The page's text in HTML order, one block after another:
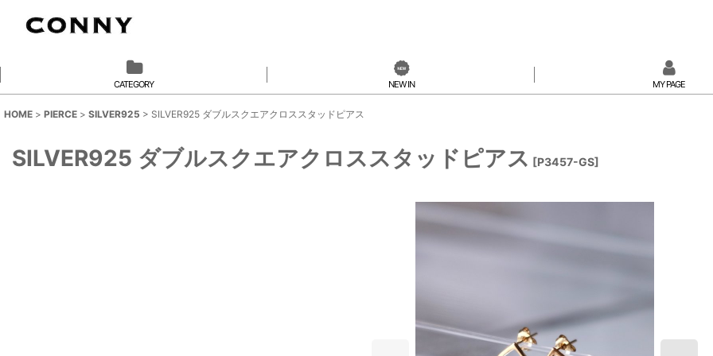
CATEGORY NEW IN MY PAGE
HOME > PIERCE > SILVER925 > SILVER925 ダブルスクエアクロススタッドピアス
SILVER925 ダブルスクエアクロススタッドピアス [P3457-GS]